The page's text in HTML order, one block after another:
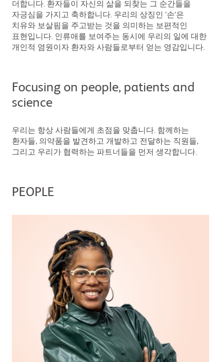
더합니다. 환자들이 자신의 삶을 되찾는 그 순간들을
자긍심을 가지고 축하합니다. 우리의 상징인 '손'은
치유와 보살핌을 주고받는 것을 의미하는 보편적인
표현입니다. 인류애를 보여주는 동시에 우리의 일에 대한
개인적 염원이자 환자와 사람들로부터 얻는 영감입니다.
Focusing on people, patients and
science
우리는 항상 사람들에게 초점을 맞춥니다. 함께하는
환자들, 의약품을 발견하고 개발하고 전달하는 직원들,
그리고 우리가 협력하는 파트너들을 먼저 생각합니다.
PEOPLE